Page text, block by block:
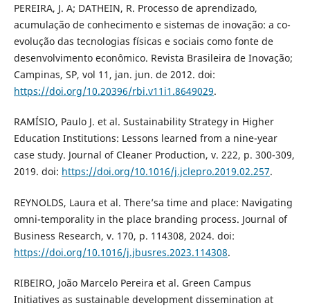
PEREIRA, J. A; DATHEIN, R. Processo de aprendizado,
acumulação de conhecimento e sistemas de inovação: a co-
evolução das tecnologias físicas e sociais como fonte de
desenvolvimento econômico. Revista Brasileira de Inovação;
Campinas, SP, vol 11, jan. jun. de 2012. doi:
https://doi.org/10.20396/rbi.v11i1.8649029.
RAMÍSIO, Paulo J. et al. Sustainability Strategy in Higher
Education Institutions: Lessons learned from a nine-year
case study. Journal of Cleaner Production, v. 222, p. 300-309,
2019. doi: https://doi.org/10.1016/j.jclepro.2019.02.257.
REYNOLDS, Laura et al. There’sa time and place: Navigating
omni-temporality in the place branding process. Journal of
Business Research, v. 170, p. 114308, 2024. doi:
https://doi.org/10.1016/j.jbusres.2023.114308.
RIBEIRO, João Marcelo Pereira et al. Green Campus
Initiatives as sustainable development dissemination at